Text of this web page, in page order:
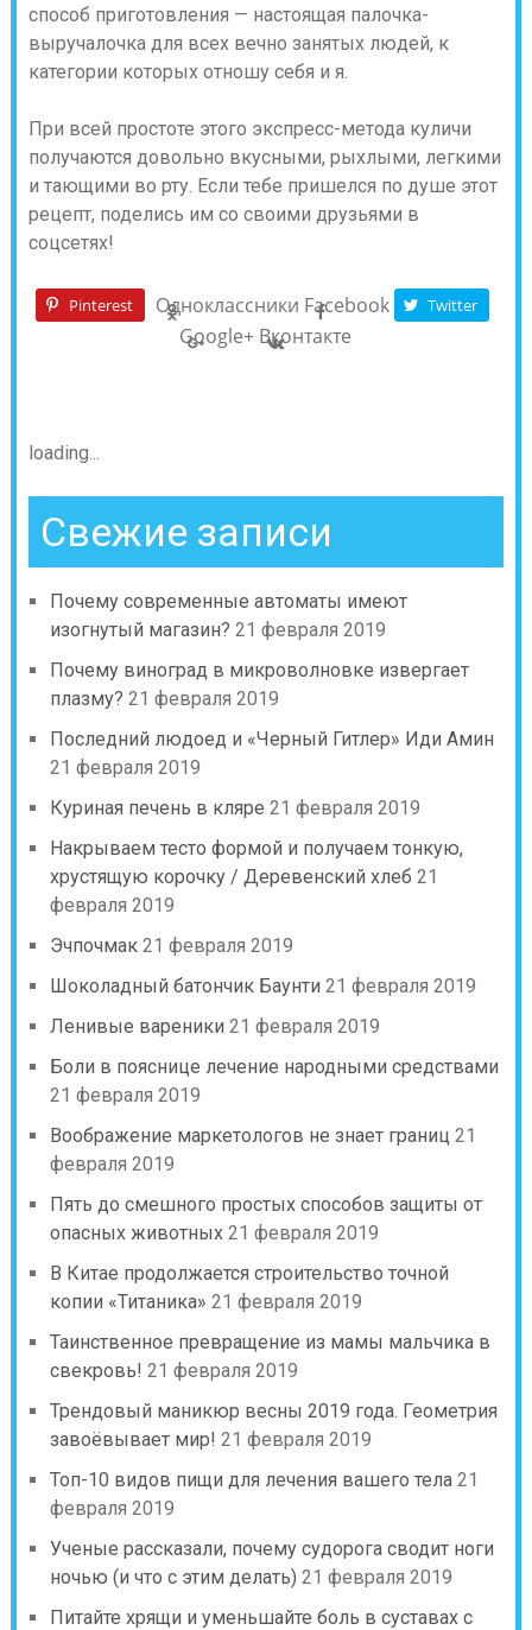
способ приготовления — настоящая палочка-
выручалочка для всех вечно занятых людей, к
категории которых отношу себя и я.
При всей простоте этого экспресс-метода куличи
получаются довольно вкусными, рыхлыми, легкими
и тающими во рту. Если тебе пришелся по душе этот
рецепт, поделись им со своими друзьями в
соцсетях!
Pinterest Одноклассники Facebook Twitter
Google+ Вконтакте
loading...
Свежие записи
Почему современные автоматы имеют
изогнутый магазин? 21 февраля 2019
Почему виноград в микроволновке извергает
плазму? 21 февраля 2019
Последний людоед и «Черный Гитлер» Иди Амин
21 февраля 2019
Куриная печень в кляре 21 февраля 2019
Накрываем тесто формой и получаем тонкую,
хрустящую корочку / Деревенский хлеб 21
февраля 2019
Эчпочмак 21 февраля 2019
Шоколадный батончик Баунти 21 февраля 2019
Ленивые вареники 21 февраля 2019
Боли в пояснице лечение народными средствами
21 февраля 2019
Воображение маркетологов не знает границ 21
февраля 2019
Пять до смешного простых способов защиты от
опасных животных 21 февраля 2019
В Китае продолжается строительство точной
копии «Титаника» 21 февраля 2019
Таинственное превращение из мамы мальчика в
свекровь! 21 февраля 2019
Трендовый маникюр весны 2019 года. Геометрия
завоёвывает мир! 21 февраля 2019
Топ-10 видов пищи для лечения вашего тела 21
февраля 2019
Ученые рассказали, почему судорога сводит ноги
ночью (и что с этим делать) 21 февраля 2019
Питайте хрящи и уменьшайте боль в суставах с